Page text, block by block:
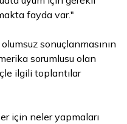
fayda var."
sonuçlanmasının
sorumlusu olan
ilgili toplantılar
için neler yapmaları